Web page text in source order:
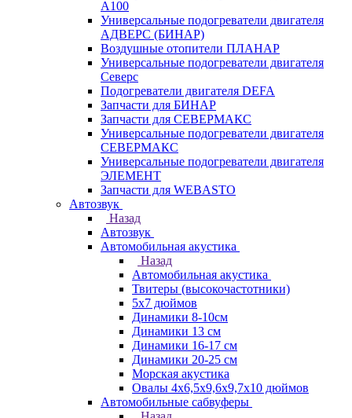
A100
Универсальные подогреватели двигателя
АДВЕРС (БИНАР)
Воздушные отопители ПЛАНАР
Универсальные подогреватели двигателя
Северс
Подогреватели двигателя DEFA
Запчасти для БИНАР
Запчасти для СЕВЕРМАКС
Универсальные подогреватели двигателя
СЕВЕРМАКС
Универсальные подогреватели двигателя
ЭЛЕМЕНТ
Запчасти для WEBASTO
Автозвук
Назад
Автозвук
Автомобильная акустика
Назад
Автомобильная акустика
Твитеры (высокочастотники)
5x7 дюймов
Динамики 8-10см
Динамики 13 см
Динамики 16-17 см
Динамики 20-25 см
Морская акустика
Овалы 4х6,5х9,6x9,7х10 дюймов
Автомобильные сабвуферы